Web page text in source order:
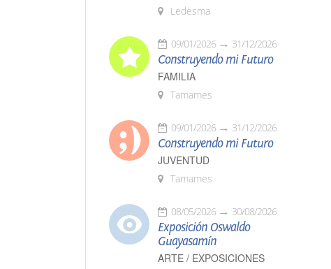
Ledesma
09/01/2026 31/12/2026
Construyendo mi Futuro
FAMILIA
Tamames
09/01/2026 31/12/2026
Construyendo mi Futuro
JUVENTUD
Tamames
08/05/2026 30/08/2026
Exposición Oswaldo
Guayasamín
ARTE / EXPOSICIONES